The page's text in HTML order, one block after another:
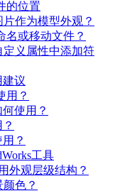
的位置
作为模型外观？
名或移动文件？
定义属性中添加符
建议
用？
使用？
？
工具
外观层级结构？
色？